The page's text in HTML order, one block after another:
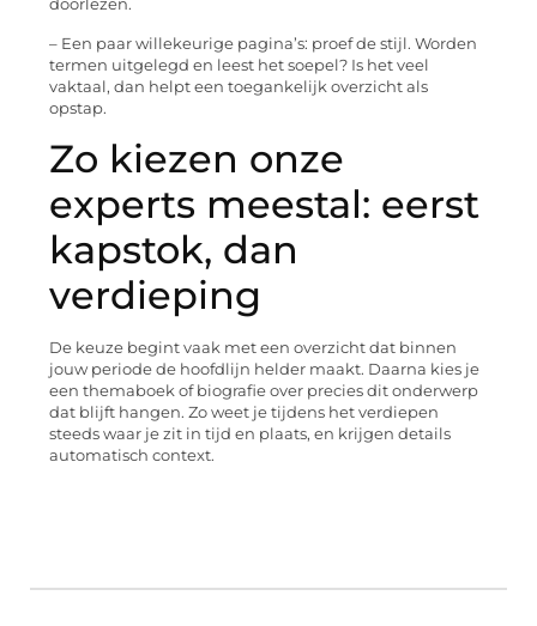
doorlezen.
– Een paar willekeurige pagina’s: proef de stijl. Worden
termen uitgelegd en leest het soepel? Is het veel
vaktaal, dan helpt een toegankelijk overzicht als
opstap.
Zo kiezen onze
experts meestal: eerst
kapstok, dan
verdieping
De keuze begint vaak met een overzicht dat binnen
jouw periode de hoofdlijn helder maakt. Daarna kies je
een themaboek of biografie over precies dit onderwerp
dat blijft hangen. Zo weet je tijdens het verdiepen
steeds waar je zit in tijd en plaats, en krijgen details
automatisch context.